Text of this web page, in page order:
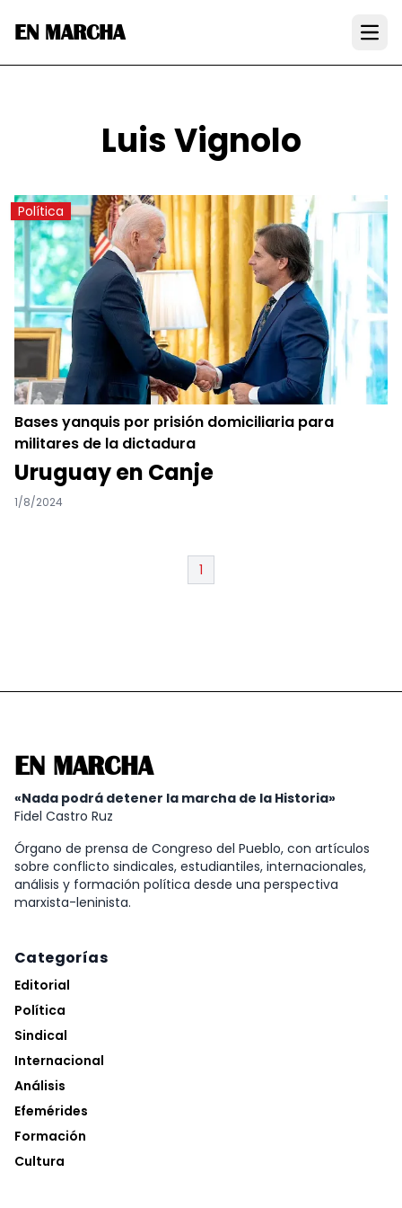
EN MARCHA
Luis Vignolo
Política
Bases yanquis por prisión domiciliaria para
militares de la dictadura
Uruguay en Canje
1/8/2024
1
EN MARCHA
«Nada podrá detener la marcha de la Historia»
Fidel Castro Ruz
Órgano de prensa de Congreso del Pueblo, con artículos
sobre conflicto sindicales, estudiantiles, internacionales,
análisis y formación política desde una perspectiva
marxista-leninista.
Categorías
Editorial
Política
Sindical
Internacional
Análisis
Efemérides
Formación
Cultura